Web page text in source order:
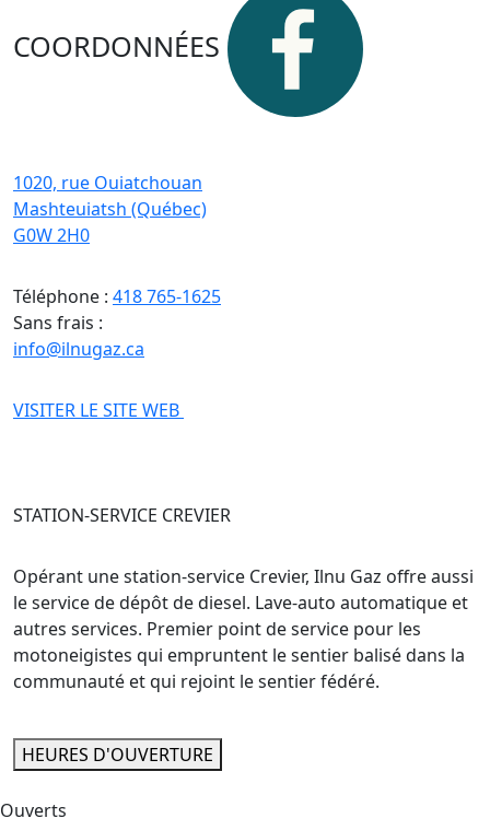
COORDONNÉES
1020, rue Ouiatchouan
Mashteuiatsh (Québec)
G0W 2H0
Téléphone : 418 765-1625
Sans frais :
info@ilnugaz.ca
VISITER LE SITE WEB
STATION-SERVICE CREVIER
Opérant une station-service Crevier, Ilnu Gaz offre aussi
le service de dépôt de diesel. Lave-auto automatique et
autres services. Premier point de service pour les
motoneigistes qui empruntent le sentier balisé dans la
communauté et qui rejoint le sentier fédéré.
HEURES D'OUVERTURE
Ouverts